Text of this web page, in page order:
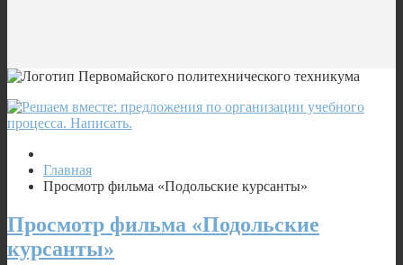
Главная
Просмотр фильма «Подольские курсанты»
Просмотр фильма «Подольские
курсанты»